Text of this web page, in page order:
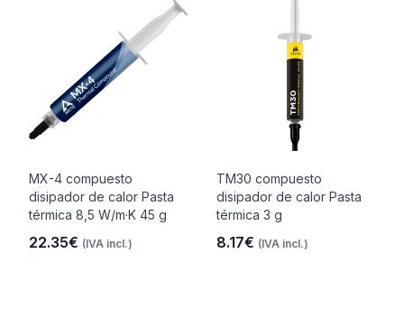
MX-4 compuesto
disipador de calor Pasta
térmica 8,5 W/m·K 45 g
22.35€ (IVA incl.)
TM30 compuesto
disipador de calor Pasta
térmica 3 g
8.17€ (IVA incl.)